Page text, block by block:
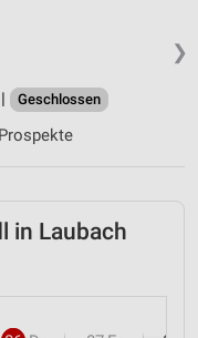
❯
Geschlossen
in Laubach